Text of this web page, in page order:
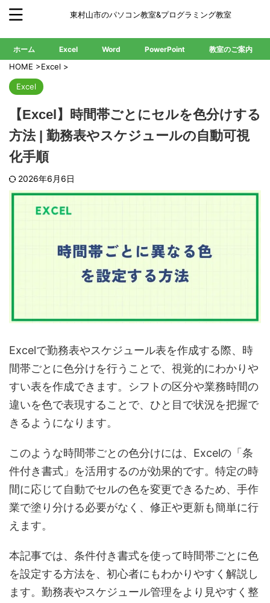
東村山市のパソコン教室&プログラミング教室
ホーム Excel Word PowerPoint 教室のご案内
HOME >Excel >
Excel
【Excel】時間帯ごとにセルを色分けする
方法 | 勤務表やスケジュールの自動可視
化手順
2026年6月6日
Excelで勤務表やスケジュール表を作成する際、時
間帯ごとに色分けを行うことで、視覚的にわかりや
すい表を作成できます。シフトの区分や業務時間の
違いを色で表現することで、ひと目で状況を把握で
きるようになります。
このような時間帯ごとの色分けには、Excelの「条
件付き書式」を活用するのが効果的です。特定の時
間に応じて自動でセルの色を変更できるため、手作
業で塗り分ける必要がなく、修正や更新も簡単に行
えます。
本記事では、条件付き書式を使って時間帯ごとに色
を設定する方法を、初心者にもわかりやすく解説し
ます。勤務表やスケジュール管理をより見やすく整